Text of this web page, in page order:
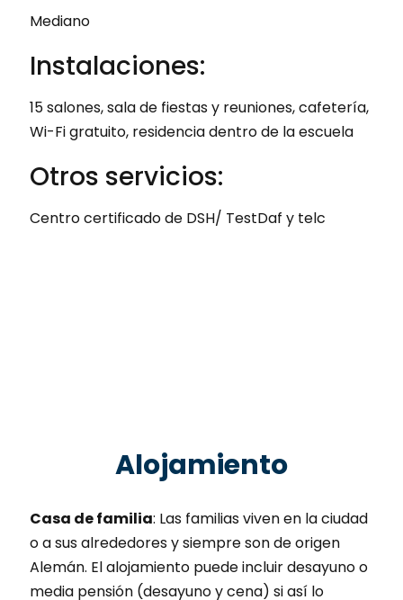
Mediano
Instalaciones:
15 salones, sala de fiestas y reuniones, cafetería,
Wi-Fi gratuito, residencia dentro de la escuela
Otros servicios:
Centro certificado de DSH/ TestDaf y telc
Alojamiento
Casa de familia: Las familias viven en la ciudad
o a sus alrededores y siempre son de origen
Alemán. El alojamiento puede incluir desayuno o
media pensión (desayuno y cena) si así lo